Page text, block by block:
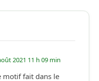
2021 11 h 09 min
motif fait dans le